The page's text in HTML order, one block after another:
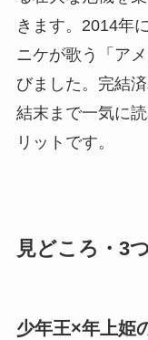
きます。2014年
ニケが歌う「ア
びました。完結
結末まで一気に
リットです。
見どころ・3
少年王×年上姫